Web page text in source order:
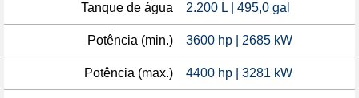
Tanque de água 2.200 L | 495,0 gal
Potência (min.) 3600 hp | 2685 kW
Potência (max.) 4400 hp | 3281 kW